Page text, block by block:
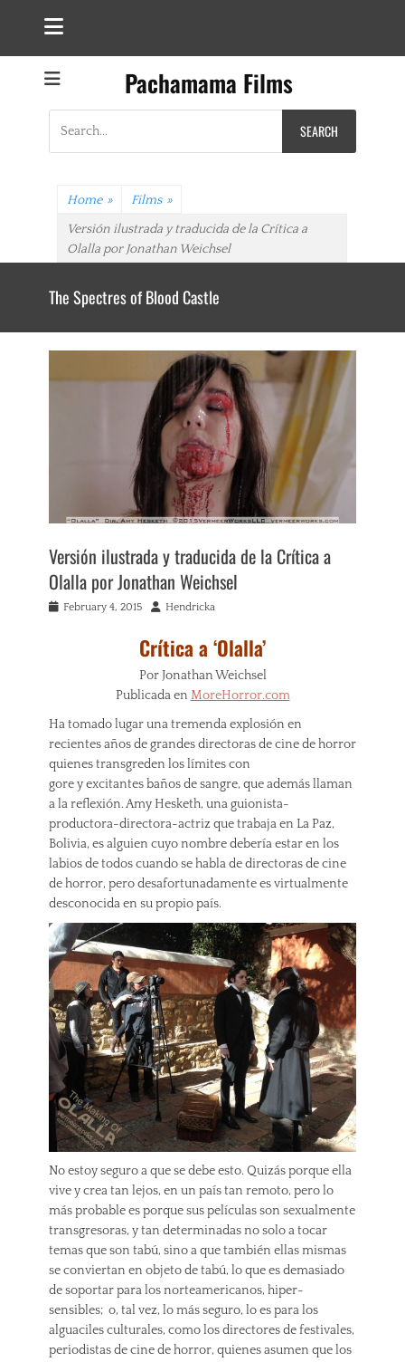
Pachamama Films
for:
Home » Films »
Versión ilustrada y traducida de la Crítica a
Olalla por Jonathan Weichsel
The Spectres of Blood Castle
Versión ilustrada y traducida de la Crítica a
Olalla por Jonathan Weichsel
PostedFebruary 4, 2015 Author
Hendricka
Crítica a ‘Olalla’
Por Jonathan Weichsel
Publicada en MoreHorror.com
Ha tomado lugar una tremenda explosión en
recientes años de grandes directoras de cine de horror
quienes transgreden los límites con
gore y excitantes baños de sangre, que además llaman
a la reflexión. Amy Hesketh, una guionista-
productora-directora-actriz que trabaja en La Paz,
Bolivia, es alguien cuyo nombre debería estar en los
labios de todos cuando se habla de directoras de cine
de horror, pero desafortunadamente es virtualmente
desconocida en su propio país.
No estoy seguro a que se debe esto. Quizás porque ella
vive y crea tan lejos, en un país tan remoto, pero lo
más probable es porque sus películas son sexualmente
transgresoras, y tan determinadas no solo a tocar
temas que son tabú, sino a que también ellas mismas
se conviertan en objeto de tabú, lo que es demasiado
de soportar para los norteamericanos, hiper-
sensibles; o, tal vez, lo más seguro, lo es para los
alguaciles culturales, como los directores de festivales,
periodistas de cine de horror, quienes asumen que los